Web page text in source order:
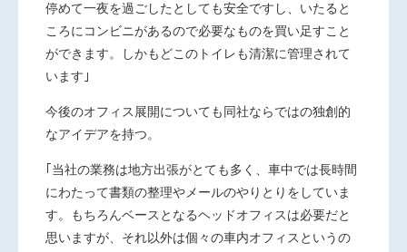
停めて一夜を過ごしたとしても安全ですし、いたると
ころにコンビニがあるので必要なものを買い足すこと
ができます。しかもどこのトイレも清潔に管理されて
います｣
今後のオフィス展開についても同社ならではの独創的
なアイデアを持つ。
｢当社の業務は地方出張がとても多く、車中では長時間
にわたって書類の整理やメールのやりとりをしていま
す。もちろんベースとなるヘッドオフィスは必要だと
思いますが、それ以外は個々の車内オフィスというの